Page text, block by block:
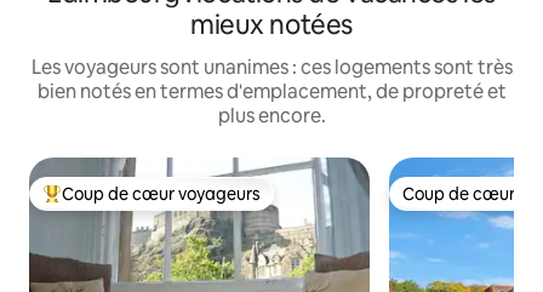
mieux notées
Les voyageurs sont unanimes : ces logements sont très
bien notés en termes d'emplacement, de propreté et
plus encore.
Coups de cœur voyageurs les plus appréciés
Coup de cœur voyageurs Coup de cœur
Coup de cœur